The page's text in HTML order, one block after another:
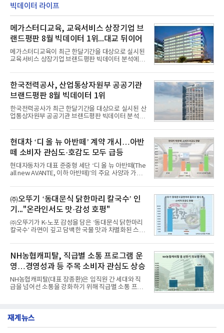
빅데이터 라이프
메가스터디교육, 교육서비스 상장기업 브
랜드평판 8월 빅데이터 1위...대교 뒤이어
메가스터디교육이 최근 한달기간을 대상으로 실시된
교육서비스 상장기업 브랜드평판 빅데이터 분석에서
일 한국기업평판연구소(소장 구창환)는 국내 교육서
비스 상장기업 브랜드를 대상으로 지난 7월 7일부터
8월 7일까지 수집된 소비자 빅데이터 10,074,233건
을 분석한 결과, 메가스터디교육이 브랜드평판지수
1,710,926을 기록하며 8월 1위에 올랐다고 밝혔다.
분석에 활용된 빅데이터는 지난 7월(9,491,206건) 대
비 6.14% 증가한 수치로, 교육서비스 상장기업 브랜
디교육, 대교, 디지
한국전력공사, 산업통상자원부 공공기관
브랜드평판 8월 빅데이터 1위
한국전력공사가 최근 한달기간을 대상으로 실시된 산
업통상자원부 공공기관 브랜드평판 빅데이터 분석에
이 순으로 뒤를 이었다.7일 한국기업평판연구소(소장
구창환)는 산업통상자원부 공공기관 41개 브랜드를
대상으로 지난 7월 7일부터 8월 7일까지 수집된 소비
자 빅데이터 91,102,549건을 분석한 결과, 한국전력
공사가 브랜드평판지수 10,670,633을 기록하며 8월
1위에 올랐다고 밝혔다. 분석에 활용된 빅데이터는 지
난 7월(88,893,823건) 대비 2.48% 증가한 수치다.연
수력원자력, 한국석
현대차 ‘디 올 뉴 아반떼’ 계약 개시…아반
떼 소비자 관심도·호감도 모두 급등
현대자동차가 대표 준중형 세단 ‘디 올 뉴 아반떼(The
all new AVANTE, 이하 아반떼)’의 주요 사양과 가격
떼는 6년 만에 선보이는 8세대 완전변경 모델로, ▲정
교한 선과 면을 중심으로 완성한 파격적인 디자인 ▲
과거 중형 세단 수준으로 확대된 차체 제원 ▲글로벌
최고 수준의 안전성 ▲성능과 효율을 동시에 높인 주
행 완성도 ▲첨단 편의 및 디지털 사양 적용 등을 통해
글로벌 준중형 세단의 새로운 기준을 세웠다.아반떼
는 가솔린 2.0과 1.6 하이브리드 두 가지 파워트레인
넘
㈜오뚜기 ‘동대문식 닭한마리 칼국수’ 인
기..."온라인서도 맛·감성 호평"
㈜오뚜기가 K-노포 감성을 담은 ‘동대문식 닭한마리
칼국수’ 라면이 깊고 담백한 국물 맛과 차별화된 스토
혔다.‘동대문식 닭한마리 칼국수’는 예상을 뛰어넘는
소비자 호응에 힘입어 지난 7월 13일 첫 선을 보인 지
단 18일 만에 누적 판매량 50만 개를 돌파하는 성과를
거두었다.이번 신제품은 개발진이 전국의 닭한마리
전문점을 직접 찾아 다니며 최적의 육수 비율을 완성
했다. 자극적이지 않으면서도 깊은 닭육수에 마늘의
개운한 풍미를 더했으며, 국물이 잘 배어들면서도 쫄
서도
NH농협캐피탈, 직급별 소통 프로그램 운
영…경영성과 등 주목 소비자 관심도 상승
NH농협캐피탈(대표 장종환)은 임직원 간 세대와 직
급을 넘어선 소통을 강화하기 위해 직급별 소통 프로
영지원부 홍보팀과 2026년 새로이(e)＊가 공동 주관
재계뉴스